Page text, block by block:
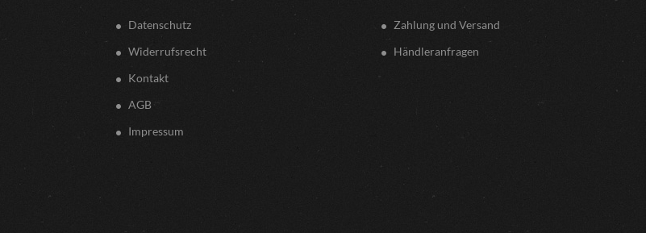
Datenschutz
Widerrufsrecht
Kontakt
AGB
Impressum
Zahlung und Versand
Händleranfragen